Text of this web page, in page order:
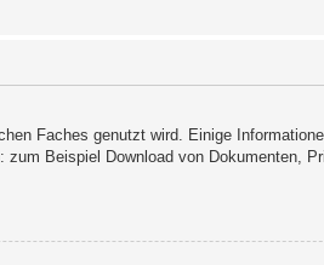
Faches genutzt wird. Einige
Beispiel Download von Dokumenten,